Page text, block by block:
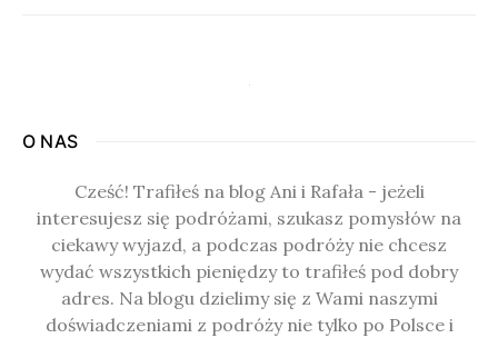
O NAS
Cześć! Trafiłeś na blog Ani i Rafała - jeżeli
interesujesz się podróżami, szukasz pomysłów na
ciekawy wyjazd, a podczas podróży nie chcesz
wydać wszystkich pieniędzy to trafiłeś pod dobry
adres. Na blogu dzielimy się z Wami naszymi
doświadczeniami z podróży nie tylko po Polsce i